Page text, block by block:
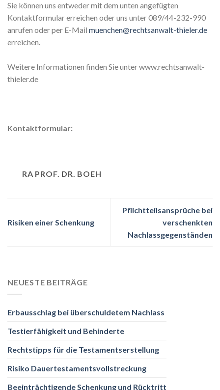
Sie können uns entweder mit dem unten angefügten
Kontaktformular erreichen oder uns unter 089/44-232-990
anrufen oder per E-Mail muenchen@rechtsanwalt-thieler.de
erreichen.
Weitere Informationen finden Sie unter www.rechtsanwalt-
thieler.de
Kontaktformular:
RA PROF. DR. BOEH
Risiken einer Schenkung
Pflichtteilsansprüche bei
verschenkten
Nachlassgegenständen
NEUESTE BEITRÄGE
Erbausschlag bei überschuldetem Nachlass
Testierfähigkeit und Behinderte
Rechtstipps für die Testamentserstellung
Risiko Dauertestamentsvollstreckung
Beeinträchtigende Schenkung und Rücktritt